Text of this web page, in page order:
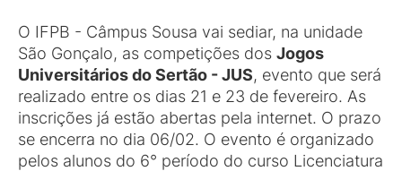
O IFPB - Câmpus Sousa vai sediar, na unidade
São Gonçalo, as competições dos Jogos
Universitários do Sertão - JUS, evento que será
realizado entre os dias 21 e 23 de fevereiro. As
inscrições já estão abertas pela internet. O prazo
se encerra no dia 06/02. O evento é organizado
pelos alunos do 6° período do curso Licenciatura